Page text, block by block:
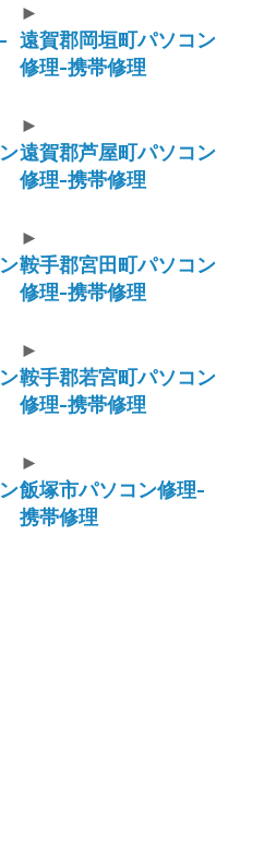
►
遠賀郡岡垣町パソコン
修理-携帯修理
►
遠賀郡芦屋町パソコン
修理-携帯修理
►
鞍手郡宮田町パソコン
修理-携帯修理
►
鞍手郡若宮町パソコン
修理-携帯修理
►
飯塚市パソコン修理-
携帯修理